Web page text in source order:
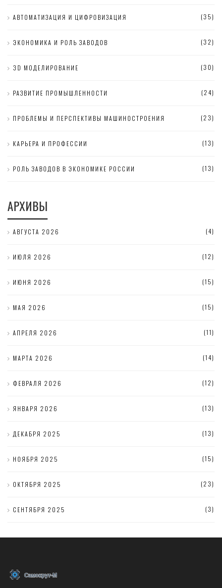
АВТОМАТИЗАЦИЯ И ЦИФРОВИЗАЦИЯ (35)
ЭКОНОМИКА И РОЛЬ ЗАВОДОВ (32)
3D МОДЕЛИРОВАНИЕ (30)
РАЗВИТИЕ ПРОМЫШЛЕННОСТИ (24)
ПРОБЛЕМЫ И ПЕРСПЕКТИВЫ МАШИНОСТРОЕНИЯ (23)
КАРЬЕРА И ПРОФЕССИИ (13)
РОЛЬ ЗАВОДОВ В ЭКОНОМИКЕ РОССИИ (13)
АРХИВЫ
АВГУСТА 2026 (4)
ИЮЛЯ 2026 (12)
ИЮНЯ 2026 (15)
МАЯ 2026 (15)
АПРЕЛЯ 2026 (11)
МАРТА 2026 (14)
ФЕВРАЛЯ 2026 (12)
ЯНВАРЯ 2026 (13)
ДЕКАБРЯ 2025 (13)
НОЯБРЯ 2025 (15)
ОКТЯБРЯ 2025 (23)
СЕНТЯБРЯ 2025 (3)